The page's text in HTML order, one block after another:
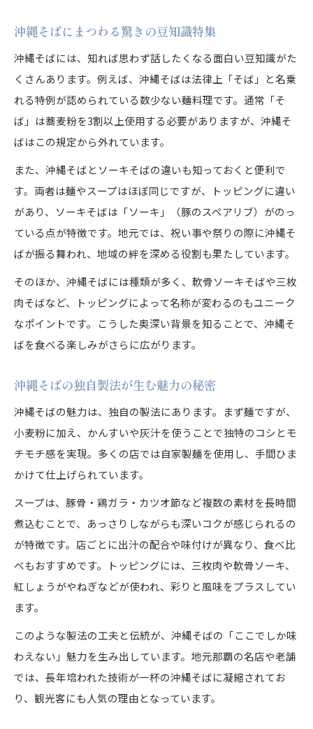
沖縄そばにまつわる驚きの豆知識特集
沖縄そばには、知れば思わず話したくなる面白い豆知識がた
くさんあります。例えば、沖縄そばは法律上「そば」と名乗
れる特例が認められている数少ない麺料理です。通常「そ
ば」は蕎麦粉を3割以上使用する必要がありますが、沖縄そ
ばはこの規定から外れています。
また、沖縄そばとソーキそばの違いも知っておくと便利で
す。両者は麺やスープはほぼ同じですが、トッピングに違い
があり、ソーキそばは「ソーキ」（豚のスペアリブ）がのっ
ている点が特徴です。地元では、祝い事や祭りの際に沖縄そ
ばが振る舞われ、地域の絆を深める役割も果たしています。
そのほか、沖縄そばには種類が多く、軟骨ソーキそばや三枚
肉そばなど、トッピングによって名称が変わるのもユニーク
なポイントです。こうした奥深い背景を知ることで、沖縄そ
ばを食べる楽しみがさらに広がります。
沖縄そばの独自製法が生む魅力の秘密
沖縄そばの魅力は、独自の製法にあります。まず麺ですが、
小麦粉に加え、かんすいや灰汁を使うことで独特のコシとモ
チモチ感を実現。多くの店では自家製麺を使用し、手間ひま
かけて仕上げられています。
スープは、豚骨・鶏ガラ・カツオ節など複数の素材を長時間
煮込むことで、あっさりしながらも深いコクが感じられるの
が特徴です。店ごとに出汁の配合や味付けが異なり、食べ比
べもおすすめです。トッピングには、三枚肉や軟骨ソーキ、
紅しょうがやねぎなどが使われ、彩りと風味をプラスしてい
ます。
このような製法の工夫と伝統が、沖縄そばの「ここでしか味
わえない」魅力を生み出しています。地元那覇の名店や老舗
では、長年培われた技術が一杯の沖縄そばに凝縮されてお
り、観光客にも人気の理由となっています。